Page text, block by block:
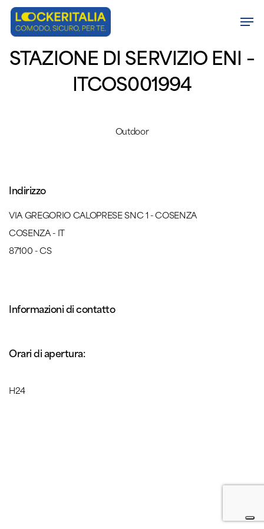
Skip
content
STAZIONE DI SERVIZIO ENI –
ITCOS001994
Outdoor
Indirizzo
VIA GREGORIO CALOPRESE SNC 1 - COSENZA
COSENZA - IT
87100 - CS
Informazioni di contatto
Orari di apertura:
H24
Menu